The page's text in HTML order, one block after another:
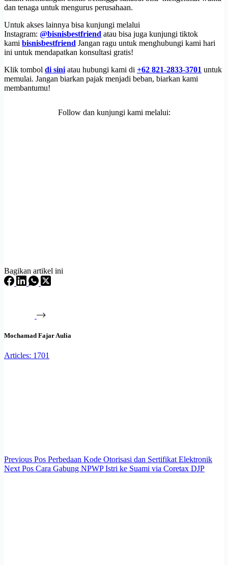
dan tenaga untuk mengurus perusahaan.
Untuk akses lainnya bisa kunjungi melalui
Instagram: @bisnisbestfriend atau bisa juga kunjungi tiktok
kami bisnisbestfriend Jangan ragu untuk menghubungi kami hari
ini untuk mendapatkan konsultasi gratis!
Klik tombol di sini atau hubungi kami di +62 821-2833-3701 untuk
memulai. Jangan biarkan pajak menjadi beban, biarkan kami
membantumu!
Follow dan kunjungi kami melalui:
Bagikan artikel ini
Mochamad Fajar Aulia
Articles: 1701
Previous Pos Perbedaan Kode Otorisasi dan Sertifikat Elektronik
Next Pos Cara Gabung NPWP Istri ke Suami via Coretax DJP